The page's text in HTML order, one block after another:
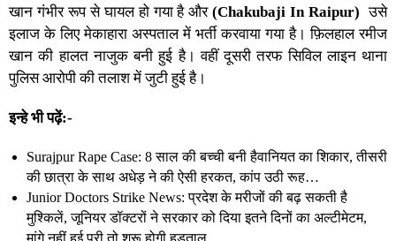
खान गंभीर रूप से घायल हो गया है और(Chakubaji In Raipur) उसे
इलाज के लिए मेकाहारा अस्पताल में भर्ती करवाया गया है। फ़िलहाल रमीज
खान की हालत नाजुक बनी हुई है। वहीं दूसरी तरफ सिविल लाइन थाना
पुलिस आरोपी की तलाश में जुटी हुई है।
इन्हे भी पढ़ें:-
Surajpur Rape Case: 8 साल की बच्ची बनी हैवानियत का शिकार, तीसरी
की छात्रा के साथ अधेड़ ने की ऐसी हरकत, कांप उठी रूह…
Junior Doctors Strike News: प्रदेश के मरीजों की बढ़ सकती है
मुश्किलें, जूनियर डॉक्टरों ने सरकार को दिया इतने दिनों का अल्टीमेटम,